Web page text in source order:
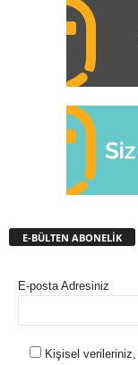
E-BÜLTEN ABONELİK
E-posta Adresiniz
Kişisel verileriniz,